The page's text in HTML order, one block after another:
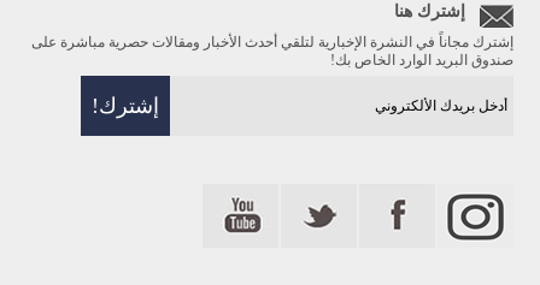
إشترك هنا
إشترك مجاناً في النشرة الإخبارية لتلقي أحدث الأخبار ومقالات حصرية مباشرة على
صندوق البريد الوارد الخاص بك!